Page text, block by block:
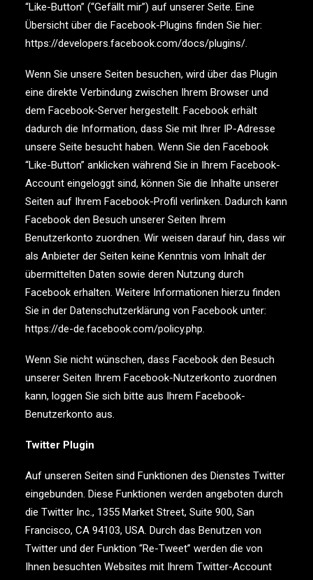
“Like-Button” (“Gefällt mir”) auf unserer Seite. Eine
Übersicht über die Facebook-Plugins finden Sie hier:
https://developers.facebook.com/docs/plugins/.
Wenn Sie unsere Seiten besuchen, wird über das Plugin
eine direkte Verbindung zwischen Ihrem Browser und
dem Facebook-Server hergestellt. Facebook erhält
dadurch die Information, dass Sie mit Ihrer IP-Adresse
unsere Seite besucht haben. Wenn Sie den Facebook
“Like-Button” anklicken während Sie in Ihrem Facebook-
Account eingeloggt sind, können Sie die Inhalte unserer
Seiten auf Ihrem Facebook-Profil verlinken. Dadurch kann
Facebook den Besuch unserer Seiten Ihrem
Benutzerkonto zuordnen. Wir weisen darauf hin, dass wir
als Anbieter der Seiten keine Kenntnis vom Inhalt der
übermittelten Daten sowie deren Nutzung durch
Facebook erhalten. Weitere Informationen hierzu finden
Sie in der Datenschutzerklärung von Facebook unter:
https://de-de.facebook.com/policy.php.
Wenn Sie nicht wünschen, dass Facebook den Besuch
unserer Seiten Ihrem Facebook-Nutzerkonto zuordnen
kann, loggen Sie sich bitte aus Ihrem Facebook-
Benutzerkonto aus.
Twitter Plugin
Auf unseren Seiten sind Funktionen des Dienstes Twitter
eingebunden. Diese Funktionen werden angeboten durch
die Twitter Inc., 1355 Market Street, Suite 900, San
Francisco, CA 94103, USA. Durch das Benutzen von
Twitter und der Funktion “Re-Tweet” werden die von
Ihnen besuchten Websites mit Ihrem Twitter-Account